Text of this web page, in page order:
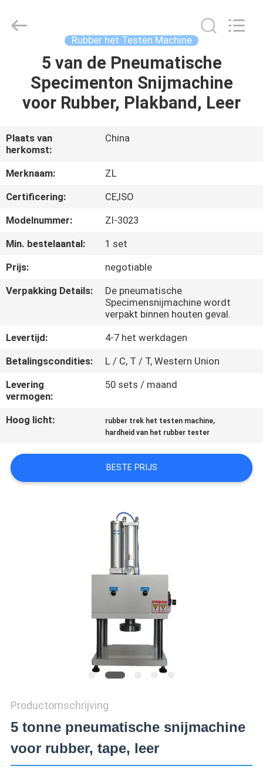
PRODUCTEN
VIDEOS
ONGEVEER
ONS
KWALITEITSCONTROLE
CONTACTEER
NIEUWS
VERZOEK
OM EEN
VR
Technology
Rubber het Testen Machine
5 van de Pneumatische
Specimenton Snijmachine
voor Rubber, Plakband, Leer
Plaats van
herkomst:
China
Merknaam:
ZL
Certificering:
CE,ISO
Modelnummer:
Zl-3023
Min. bestelaantal:
1 set
Prijs:
negotiable
Verpakking Details:
De pneumatische
Specimensnijmachine wordt
verpakt binnen houten geval.
Levertijd:
4-7 het werkdagen
Betalingscondities:
L / C, T / T, Western Union
Levering
vermogen:
50 sets / maand
Hoog licht: rubber trek het testen machine,
hardheid van het rubber tester
BESTE PRIJS
Productomschrijving
5 tonne pneumatische snijmachine
voor rubber, tape, leer